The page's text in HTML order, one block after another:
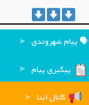
🗣 پیام شهروندی ➤
پیگیری پیام ➤
کانال ایتا ➤